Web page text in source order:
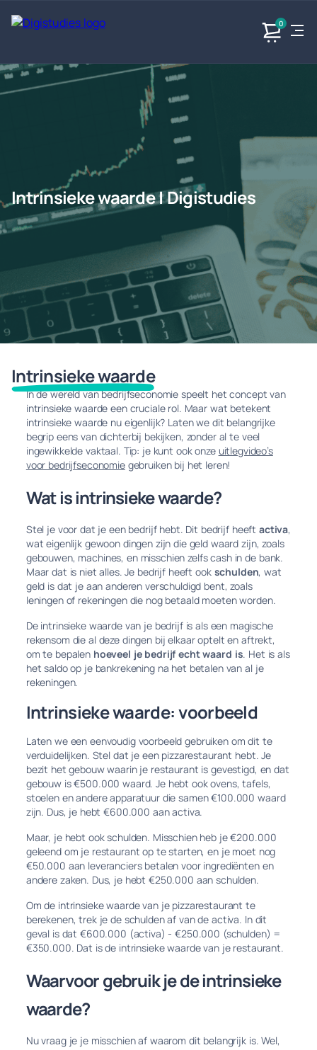
0
Exacte
Maatschappijvakken
Geen vakken.
Intrinsieke waarde | Digistudies
Intrinsieke waarde
In de wereld van bedrijfseconomie speelt het concept van
intrinsieke waarde een cruciale rol. Maar wat betekent
intrinsieke waarde nu eigenlijk? Laten we dit belangrijke
begrip eens van dichterbij bekijken, zonder al te veel
ingewikkelde vaktaal. Tip: je kunt ook onze uitlegvideo’s
voor bedrijfseconomiegebruiken bij het leren!
Wat is intrinsieke waarde?
Stel je voor dat je een bedrijf hebt. Dit bedrijf heeft activa,
wat eigenlijk gewoon dingen zijn die geld waard zijn, zoals
gebouwen, machines, en misschien zelfs cash in de bank.
Maar dat is niet alles. Je bedrijf heeft ook schulden, wat
geld is dat je aan anderen verschuldigd bent, zoals
leningen of rekeningen die nog betaald moeten worden.
De intrinsieke waarde van je bedrijf is als een magische
rekensom die al deze dingen bij elkaar optelt en aftrekt,
om te bepalen hoeveel je bedrijf echt waard is. Het is als
het saldo op je bankrekening na het betalen van al je
rekeningen.
Intrinsieke waarde: voorbeeld
Laten we een eenvoudig voorbeeld gebruiken om dit te
verduidelijken. Stel dat je een pizzarestaurant hebt. Je
bezit het gebouw waarin je restaurant is gevestigd, en dat
gebouw is €500.000 waard. Je hebt ook ovens, tafels,
stoelen en andere apparatuur die samen €100.000 waard
zijn. Dus, je hebt €600.000 aan activa.
Maar, je hebt ook schulden. Misschien heb je €200.000
geleend om je restaurant op te starten, en je moet nog
€50.000 aan leveranciers betalen voor ingrediënten en
andere zaken. Dus, je hebt €250.000 aan schulden.
Om de intrinsieke waarde van je pizzarestaurant te
berekenen, trek je de schulden af van de activa. In dit
geval is dat €600.000 (activa) - €250.000 (schulden) =
€350.000. Dat is de intrinsieke waarde van je restaurant.
Waarvoor gebruik je de intrinsieke
waarde?
Nu vraag je je misschien af waarom dit belangrijk is. Wel,